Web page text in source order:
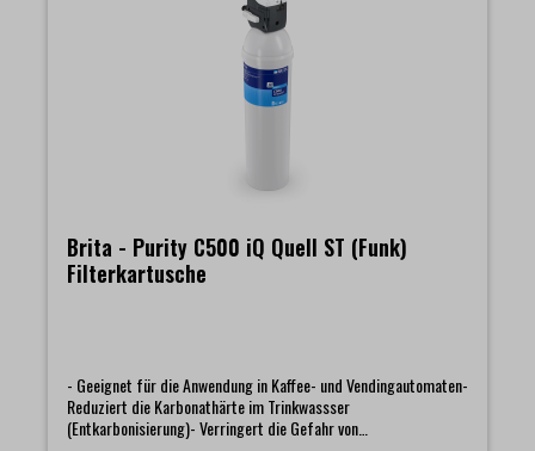
Brita - Purity C500 iQ Quell ST (Funk)
Filterkartusche
- Geeignet für die Anwendung in Kaffee- und Vendingautomaten-
Reduziert die Karbonathärte im Trinkwassser
(Entkarbonisierung)- Verringert die Gefahr von